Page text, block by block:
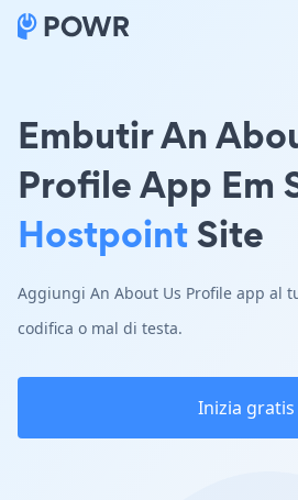
Embutir An
Profile App Em
HostpointSite
Aggiungi An About Us Profile app al
codifica o mal di testa.
Inizia gratis